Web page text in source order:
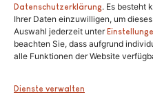
Datenschutzerklärung. Es besteht
Ihrer Daten einzuwilligen, um
Auswahl jederzeit unter
beachten Sie, dass aufgrund
alle Funktionen der Website
Dienste verwalten
Copyright © 2024.